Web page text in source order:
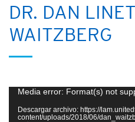
DR. DAN
WAITZBERG
Reproductor
de
vídeo
Media error: Format(s) not
Descargar archivo: https://
content/uploads/2018/06/